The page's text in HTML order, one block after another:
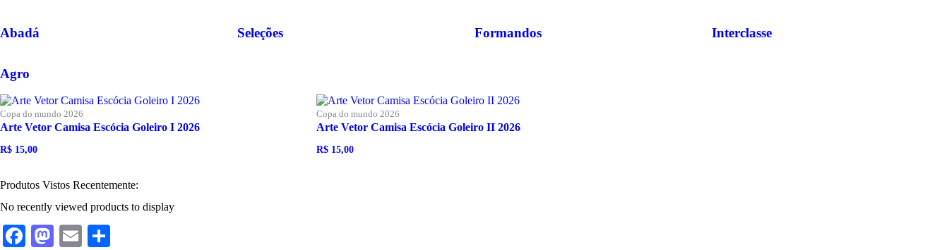
Abadá Seleções Formandos Interclasse
Agro
Copa do mundo 2026
Arte Vetor Camisa Escócia Goleiro I 2026
O
era:
R$ 15,00
O
é:
Copa do mundo 2026
Arte Vetor Camisa Escócia Goleiro II 2026
O
R$ 15,00
O
Produtos Vistos Recentemente:
No recently viewed products to display
Facebook
Mastodon
Email